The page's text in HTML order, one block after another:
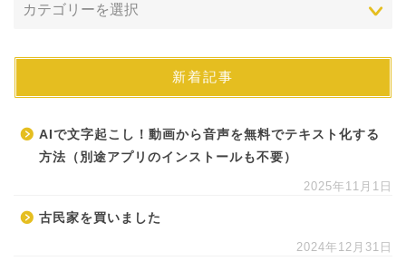
新着記事
AIで文字起こし！動画から音声を無料でテキスト化する
方法（別途アプリのインストールも不要）
2025年11月1日
古民家を買いました
2024年12月31日